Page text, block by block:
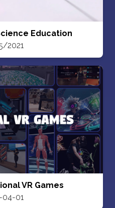
Education
2021
VR Games
04-01